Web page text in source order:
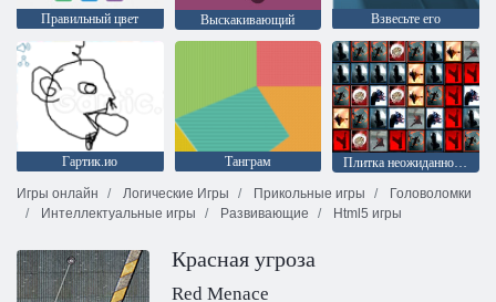
Правильный цвет Выскакивающий Взвесьте его
Гартик.ио Танграм
Плитка неожиданностей
Игры онлайн
Логические Игры Прикольные игры
Головоломки
Интеллектуальные игры
Развивающие Html5 игры
Красная угроза
Red Menace